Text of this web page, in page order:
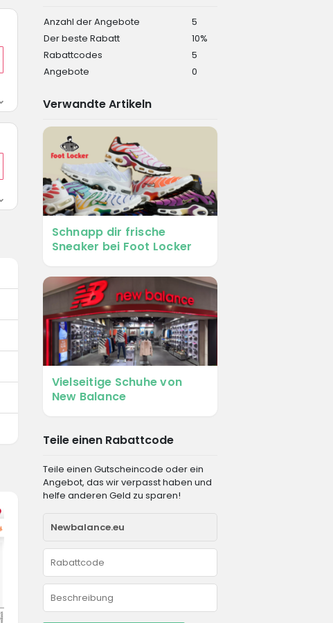
Anzahl der Angebote
5
Der beste Rabatt
10%
Rabattcodes
5
Angebote
0
Verwandte Artikeln
Schnapp dir frische
Sneaker bei Foot Locker
Vielseitige Schuhe von
New Balance
Teile einen Rabattcode
Teile einen Gutscheincode oder ein
Angebot, das wir verpasst haben und
helfe anderen Geld zu sparen!